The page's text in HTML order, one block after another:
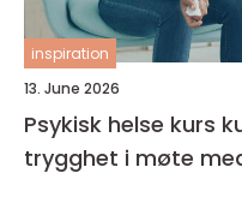
inspiration
13. June 2026
Psykisk helse kurs kunnskap som gir
trygghet i møte